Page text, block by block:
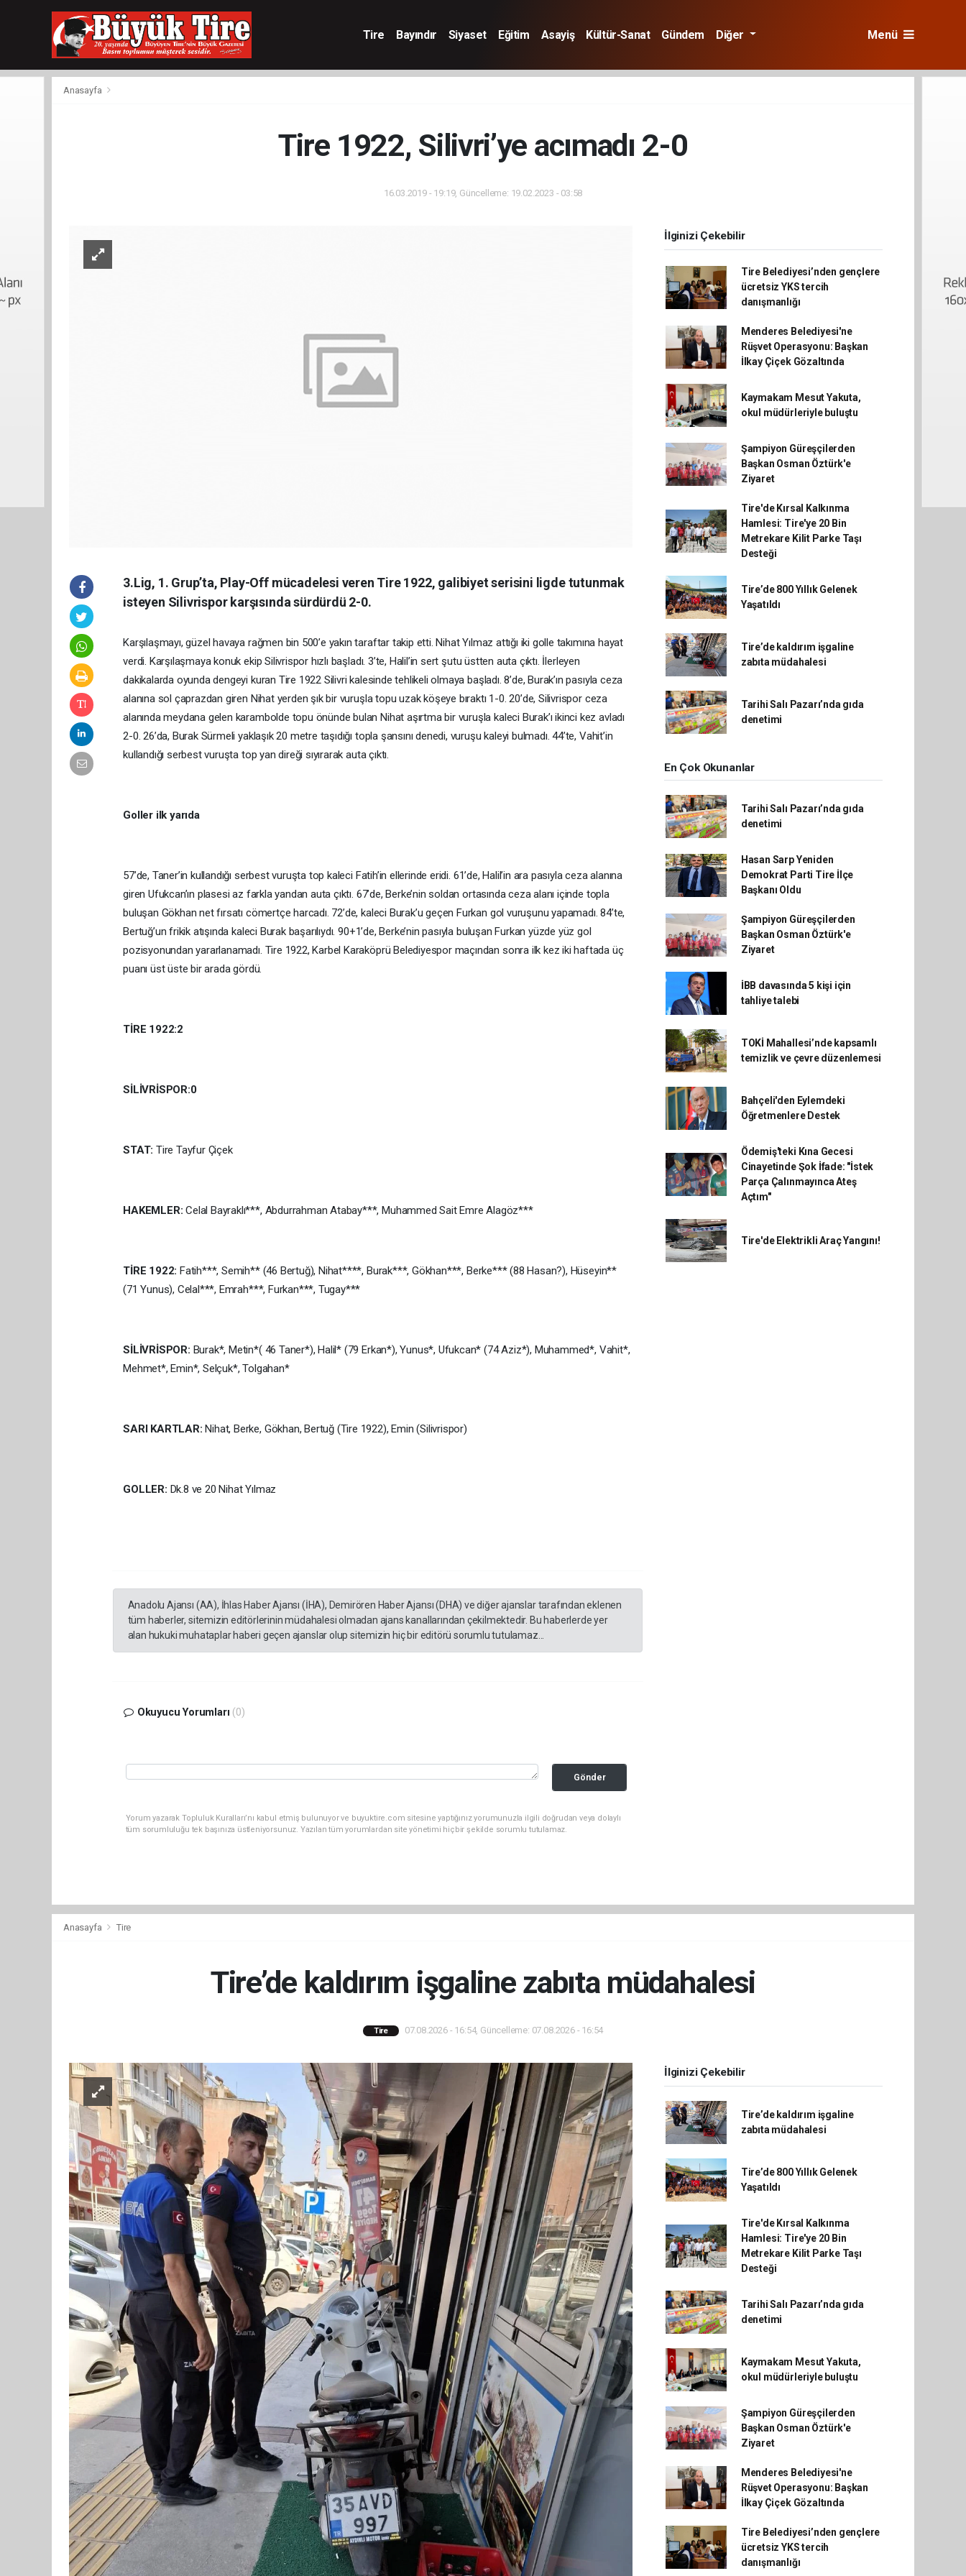
Tire Bayındır Siyaset Eğitim Asayiş Kültür-Sanat Gündem Diğer Menü
Anasayfa
Tire 1922, Silivri’ye acımadı 2-0
16.03.2019 - 19:19, Güncelleme: 19.02.2023 - 03:58
3.Lig, 1. Grup’ta, Play-Off mücadelesi veren Tire 1922, galibiyet serisini ligde tutunmak
isteyen Silivrispor karşısında sürdürdü 2-0.
Karşılaşmayı, güzel havaya rağmen bin 500’e yakın taraftar takip etti. Nihat Yılmaz attığı iki golle takımına hayat
verdi. Karşılaşmaya konuk ekip Silivrispor hızlı başladı. 3’te, Halil’in sert şutu üstten auta çıktı. İlerleyen
dakikalarda oyunda dengeyi kuran Tire 1922 Silivri kalesinde tehlikeli olmaya başladı. 8’de, Burak’ın pasıyla ceza
alanına sol çaprazdan giren Nihat yerden şık bir vuruşla topu uzak köşeye bıraktı 1-0. 20’de, Silivrispor ceza
alanında meydana gelen karambolde topu önünde bulan Nihat aşırtma bir vuruşla kaleci Burak’ı ikinci kez avladı
2-0. 26’da, Burak Sürmeli yaklaşık 20 metre taşıdığı topla şansını denedi, vuruşu kaleyi bulmadı. 44’te, Vahit’in
kullandığı serbest vuruşta top yan direği sıyırarak auta çıktı.
Goller ilk yarıda
57’de, Taner’in kullandığı serbest vuruşta top kaleci Fatih’in ellerinde eridi. 61’de, Halil’in ara pasıyla ceza alanına
giren Ufukcan’ın plasesi az farkla yandan auta çıktı. 67’de, Berke’nin soldan ortasında ceza alanı içinde topla
buluşan Gökhan net fırsatı cömertçe harcadı. 72’de, kaleci Burak’u geçen Furkan gol vuruşunu yapamadı. 84’te,
Bertuğ’un frikik atışında kaleci Burak başarılıydı. 90+1’de, Berke’nin pasıyla buluşan Furkan yüzde yüz gol
pozisyonundan yararlanamadı. Tire 1922, Karbel Karaköprü Belediyespor maçından sonra ilk kez iki haftada üç
puanı üst üste bir arada gördü.
TİRE 1922:2
SİLİVRİSPOR:0
STAT: Tire Tayfur Çiçek
HAKEMLER: Celal Bayraklı***, Abdurrahman Atabay***, Muhammed Sait Emre Alagöz***
TİRE 1922: Fatih***, Semih** (46 Bertuğ), Nihat****, Burak***, Gökhan***, Berke*** (88 Hasan?), Hüseyin**
(71 Yunus), Celal***, Emrah***, Furkan***, Tugay***
SİLİVRİSPOR: Burak*, Metin*( 46 Taner*), Halil* (79 Erkan*), Yunus*, Ufukcan* (74 Aziz*), Muhammed*, Vahit*,
Mehmet*, Emin*, Selçuk*, Tolgahan*
SARI KARTLAR: Nihat, Berke, Gökhan, Bertuğ (Tire 1922), Emin (Silivrispor)
GOLLER: Dk.8 ve 20 Nihat Yılmaz
Anadolu Ajansı (AA), İhlas Haber Ajansı (İHA), Demirören Haber Ajansı (DHA) ve diğer ajanslar tarafından eklenen
tüm haberler, sitemizin editörlerinin müdahalesi olmadan ajans kanallarından çekilmektedir. Bu haberlerde yer
alan hukuki muhataplar haberi geçen ajanslar olup sitemizin hiç bir editörü sorumlu tutulamaz...
Okuyucu Yorumları (0)
Gönder
Yorum yazarak Topluluk Kuralları’nı kabul etmiş bulunuyor ve buyuktire.com sitesine yaptığınız yorumunuzla ilgili doğrudan veya dolaylı
tüm sorumluluğu tek başınıza üstleniyorsunuz. Yazılan tüm yorumlardan site yönetimi hiçbir şekilde sorumlu tutulamaz.
İlginizi Çekebilir
Tire Belediyesi’nden gençlere
ücretsiz YKS tercih
danışmanlığı
Menderes Belediyesi'ne
Rüşvet Operasyonu: Başkan
İlkay Çiçek Gözaltında
Kaymakam Mesut Yakuta,
okul müdürleriyle buluştu
Şampiyon Güreşçilerden
Başkan Osman Öztürk'e
Ziyaret
Tire'de Kırsal Kalkınma
Hamlesi: Tire'ye 20 Bin
Metrekare Kilit Parke Taşı
Desteği
Tire’de 800 Yıllık Gelenek
Yaşatıldı
Tire’de kaldırım işgaline
zabıta müdahalesi
Tarihi Salı Pazarı’nda gıda
denetimi
En Çok Okunanlar
Tarihi Salı Pazarı’nda gıda
denetimi
Hasan Sarp Yeniden
Demokrat Parti Tire İlçe
Başkanı Oldu
Şampiyon Güreşçilerden
Başkan Osman Öztürk'e
Ziyaret
İBB davasında 5 kişi için
tahliye talebi
TOKİ Mahallesi’nde kapsamlı
temizlik ve çevre düzenlemesi
Bahçeli'den Eylemdeki
Öğretmenlere Destek
Ödemiş'teki Kına Gecesi
Cinayetinde Şok İfade: "İstek
Parça Çalınmayınca Ateş
Açtım"
Tire'de Elektrikli Araç Yangını!
Anasayfa Tire
Tire’de kaldırım işgaline zabıta müdahalesi
Tire 07.08.2026 - 16:54, Güncelleme: 07.08.2026 - 16:54
İlginizi Çekebilir
Tire’de kaldırım işgaline
zabıta müdahalesi
Tire’de 800 Yıllık Gelenek
Yaşatıldı
Tire'de Kırsal Kalkınma
Hamlesi: Tire'ye 20 Bin
Metrekare Kilit Parke Taşı
Desteği
Tarihi Salı Pazarı’nda gıda
denetimi
Kaymakam Mesut Yakuta,
okul müdürleriyle buluştu
Şampiyon Güreşçilerden
Başkan Osman Öztürk'e
Ziyaret
Menderes Belediyesi'ne
Rüşvet Operasyonu: Başkan
İlkay Çiçek Gözaltında
Tire Belediyesi’nden gençlere
ücretsiz YKS tercih
danışmanlığı